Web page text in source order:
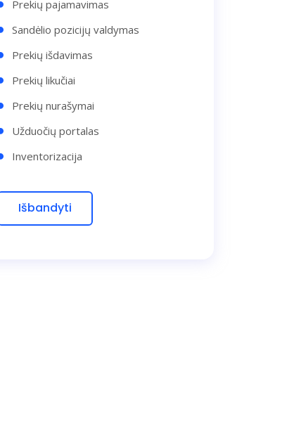
Prekių pajamavimas
Sandėlio pozicijų valdymas
Prekių išdavimas
Prekių likučiai
Prekių nurašymai
Užduočių portalas
Inventorizacija
Išbandyti